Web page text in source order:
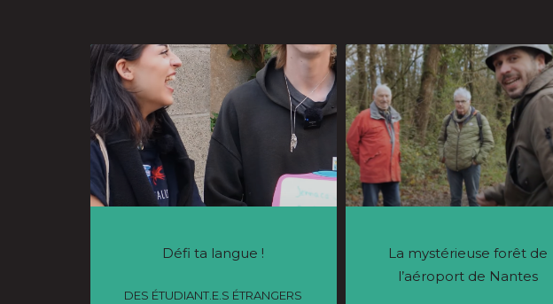
Défi ta langue !
DES ÉTUDIANT.E.S ÉTRANGERS
La mystérieuse forêt de
l’aéroport de Nantes